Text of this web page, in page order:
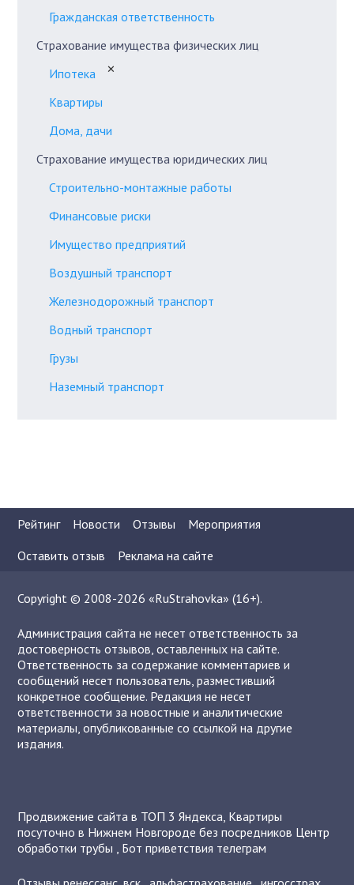
Гражданская ответственность
Страхование имущества физических лиц
Ипотека
✕
Квартиры
Дома, дачи
Страхование имущества юридических лиц
Строительно-монтажные работы
Финансовые риски
Имущество предприятий
Воздушный транспорт
Железнодорожный транспорт
Водный транспорт
Грузы
Наземный транспорт
Рейтинг Новости Отзывы
Мероприятия
Оставить отзыв
Реклама на сайте
Copyright © 2008-2026 «RuStrahovka» (16+).
Администрация сайта не несет ответственность за
достоверность отзывов, оставленных на сайте.
Ответственность за содержание комментариев и
сообщений несет пользователь, разместивший
конкретное сообщение. Редакция не несет
ответственности за новостные и аналитические
материалы, опубликованные со ссылкой на другие
издания.
Продвижение сайта в ТОП 3 Яндекса Квартиры
посуточно в Нижнем Новгороде без посредников Центр
обработки трубы
Бот приветствия телеграм